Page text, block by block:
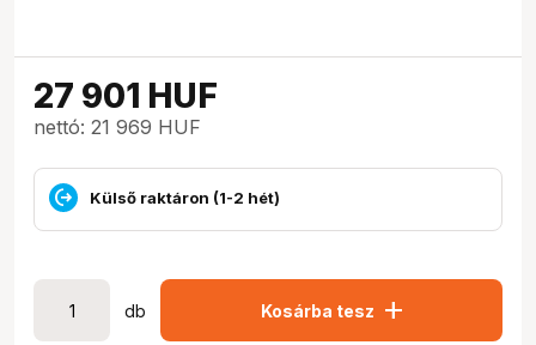
27 901 HUF
nettó: 21 969 HUF
Külső raktáron (1-2 hét)
db Kosárba tesz add